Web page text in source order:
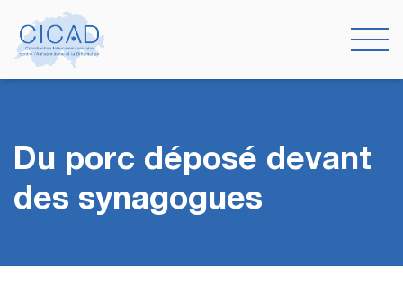
Du porc déposé devant
des synagogues